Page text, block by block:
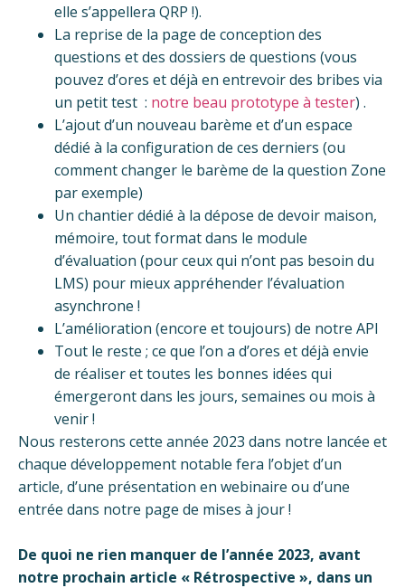
elle s’appellera QRP !).
La reprise de la page de conception des
questions et des dossiers de questions (vous
pouvez d’ores et déjà en entrevoir des bribes via
un petit test : notre beau prototype à tester) .
L’ajout d’un nouveau barème et d’un espace
dédié à la configuration de ces derniers (ou
comment changer le barème de la question Zone
par exemple)
Un chantier dédié à la dépose de devoir maison,
mémoire, tout format dans le module
d’évaluation (pour ceux qui n’ont pas besoin du
LMS) pour mieux appréhender l’évaluation
asynchrone !
L’amélioration (encore et toujours) de notre API
Tout le reste ; ce que l’on a d’ores et déjà envie
de réaliser et toutes les bonnes idées qui
émergeront dans les jours, semaines ou mois à
venir !
Nous resterons cette année 2023 dans notre lancée et
chaque développement notable fera l’objet d’un
article, d’une présentation en webinaire ou d’une
entrée dans notre page de mises à jour !
De quoi ne rien manquer de l’année 2023, avant
notre prochain article « Rétrospective », dans un